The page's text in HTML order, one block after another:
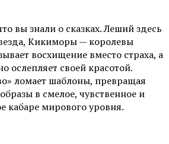
вы знали о сказках. Леший здесь
Кикиморы — королевы
восхищение вместо страха, а
ослепляет своей красотой.
ломает шаблоны, превращая
в смелое, чувственное и
кабаре мирового уровня.